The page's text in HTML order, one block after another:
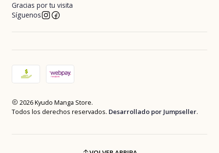
Gracias por tu visita
Síguenos
2026 Kyudo Manga Store.
Todos los derechos reservados. Desarrollado por Jumpseller.